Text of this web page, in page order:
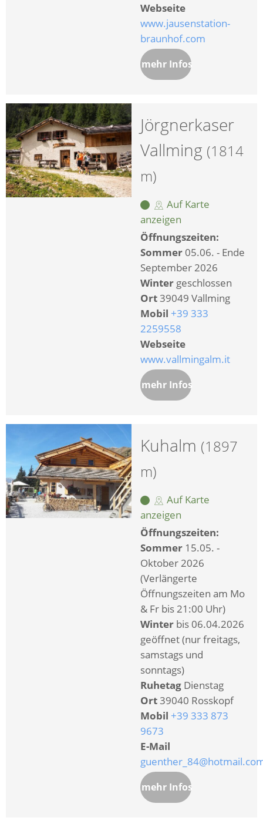
Webseite
www.jausenstation-
braunhof.com
mehr Infos
Jörgnerkaser
Vallming (1814
m)
Auf Karte
anzeigen
Öffnungszeiten:
Sommer 05.06. - Ende
September 2026
Winter geschlossen
Ort39049 Vallming
Mobil +39 333
2259558
Webseite
www.vallmingalm.it
mehr Infos
Kuhalm (1897
m)
Auf Karte
anzeigen
Öffnungszeiten:
Sommer 15.05. -
Oktober 2026
(Verlängerte
Öffnungszeiten am Mo
& Fr bis 21:00 Uhr)
Winter bis 06.04.2026
geöffnet (nur freitags,
samstags und
sonntags)
Ruhetag Dienstag
Ort39040 Rosskopf
Mobil +39 333 873
9673
E-Mail
mehr Infos